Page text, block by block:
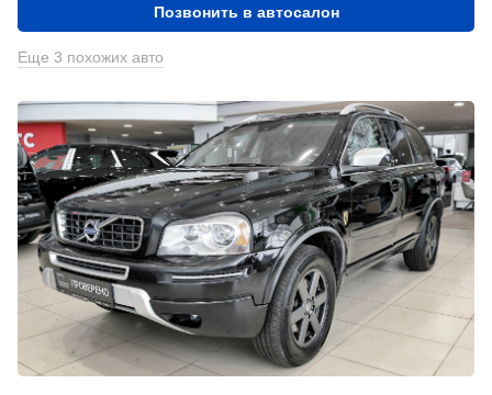
Позвонить в автосалон
Еще 3 похожих авто